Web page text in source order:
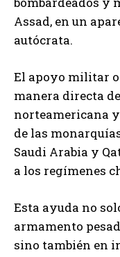
Assad, en un
autócrata.
El apoyo militar
manera directa
norteamericana
de las
Saudi Arabia y
a los regímenes
Esta ayuda no
armamento
sino también en